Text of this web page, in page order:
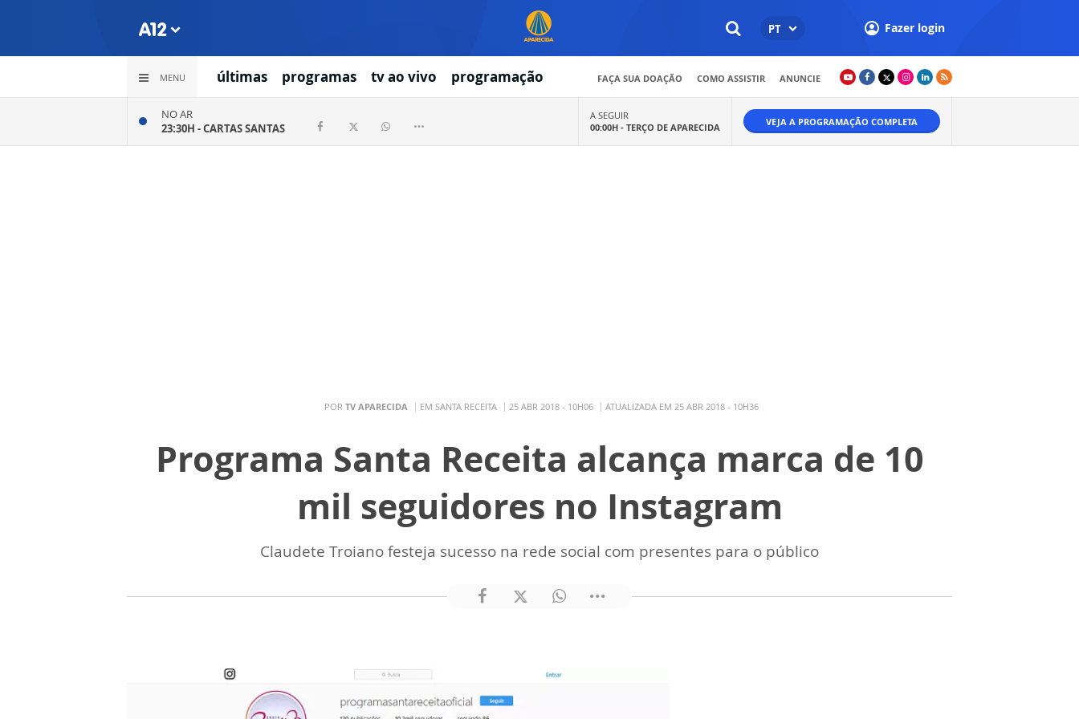
PT Fazer login
MENU últimas programas tv ao vivo programação FAÇA SUA DOAÇÃO COMO ASSISTIR ANUNCIE
NO AR
23:30H -CARTAS SANTAS
A SEGUIR
00:00H - TERÇO DE APARECIDA VEJA A PROGRAMAÇÃO COMPLETA
POR TV APARECIDA EM SANTA RECEITA 25 ABR 2018 - 10H06 ATUALIZADA EM 25 ABR 2018 - 10H36
Programa Santa Receita alcança marca de 10
mil seguidores no Instagram
Claudete Troiano festeja sucesso na rede social com presentes para o público